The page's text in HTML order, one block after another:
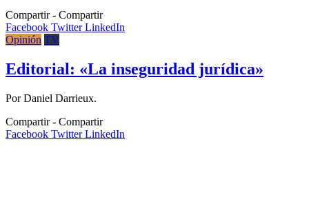
Compartir
Facebook TwitterLinkedIn
Opinión TV
Editorial: «La inseguridad jurídica»
Por Daniel Darrieux.
Compartir
Facebook TwitterLinkedIn